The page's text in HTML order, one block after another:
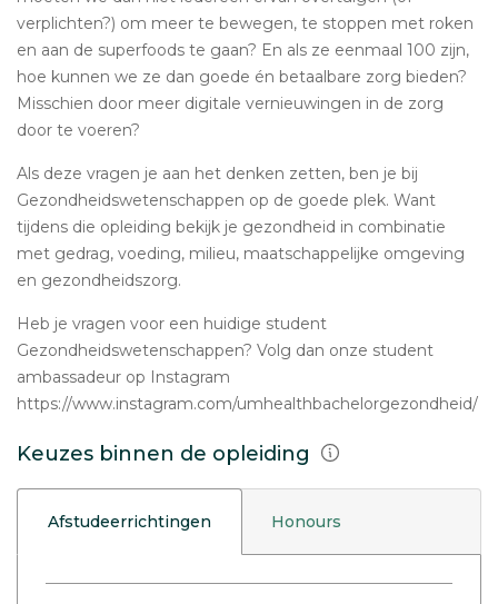
verplichten?) om meer te bewegen, te stoppen met roken
en aan de superfoods te gaan? En als ze eenmaal 100 zijn,
hoe kunnen we ze dan goede én betaalbare zorg bieden?
Misschien door meer digitale vernieuwingen in de zorg
door te voeren?
Als deze vragen je aan het denken zetten, ben je bij
Gezondheidswetenschappen op de goede plek. Want
tijdens die opleiding bekijk je gezondheid in combinatie
met gedrag, voeding, milieu, maatschappelijke omgeving
en gezondheidszorg.
Heb je vragen voor een huidige student
Gezondheidswetenschappen? Volg dan onze student
ambassadeur op Instagram
https://www.instagram.com/umhealthbachelorgezondheid/
Keuzes binnen de opleiding
Afstudeerrichtingen Honours